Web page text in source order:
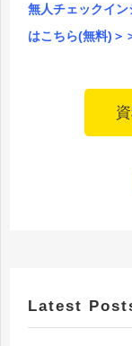
無人チェックイ
はこちら(無料)＞
Latest